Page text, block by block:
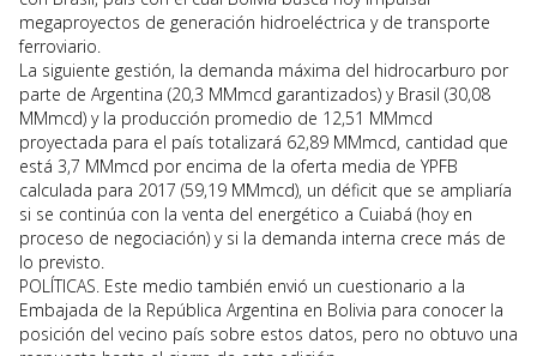
megaproyectos de generación hidroeléctrica y de transporte
ferroviario.
La siguiente gestión, la demanda máxima del hidrocarburo por
parte de Argentina (20,3 MMmcd garantizados) y Brasil (30,08
MMmcd) y la producción promedio de 12,51 MMmcd
proyectada para el país totalizará 62,89 MMmcd, cantidad que
está 3,7 MMmcd por encima de la oferta media de YPFB
calculada para 2017 (59,19 MMmcd), un déficit que se ampliaría
si se continúa con la venta del energético a Cuiabá (hoy en
proceso de negociación) y si la demanda interna crece más de
lo previsto.
POLÍTICAS. Este medio también envió un cuestionario a la
Embajada de la República Argentina en Bolivia para conocer la
posición del vecino país sobre estos datos, pero no obtuvo una